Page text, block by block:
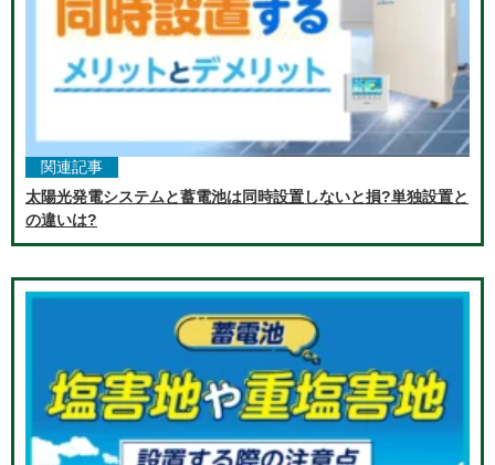
関連記事
太陽光発電システムと蓄電池は同時設置しないと損?単独設置と
の違いは?